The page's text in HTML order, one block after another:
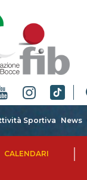
Sportiva News
CALENDARI